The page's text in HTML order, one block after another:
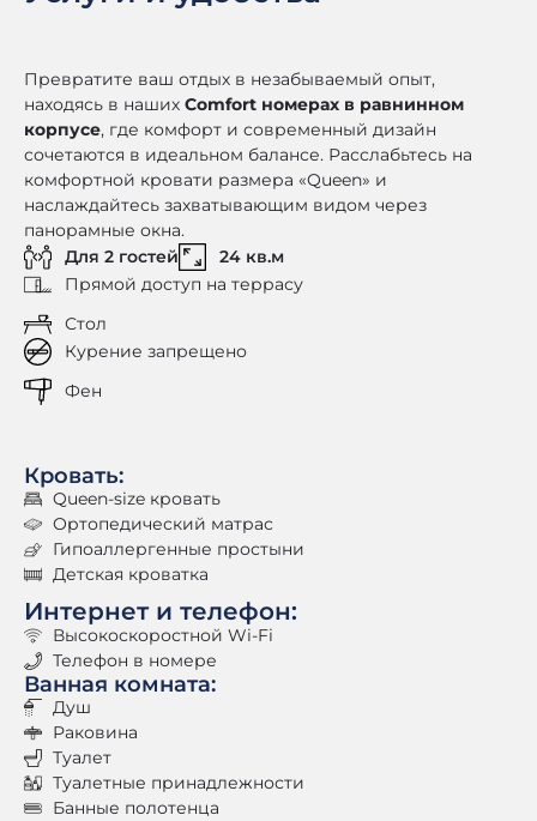
Превратите ваш отдых в незабываемый опыт,
находясь в наших Comfort номерах в равнинном
корпусе, где комфорт и современный дизайн
сочетаются в идеальном балансе. Расслабьтесь на
комфортной кровати размера «Queen» и
наслаждайтесь захватывающим видом через
панорамные окна.
Для 2 гостей
24 кв.м
Прямой доступ на террасу
Стол
Курение запрещено
Фен
Кровать:
Queen-size кровать
Ортопедический матрас
Гипоаллергенные простыни
Детская кроватка
Интернет и телефон:
Высокоскоростной Wi-Fi
Телефон в номере
Ванная комната:
Душ
Раковина
Туалет
Туалетные принадлежности
Банные полотенца